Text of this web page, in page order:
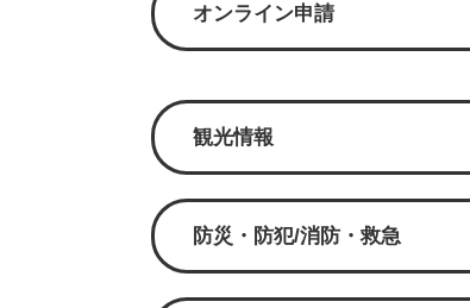
オンライン申請
観光情報
防災・防犯/消防・救急